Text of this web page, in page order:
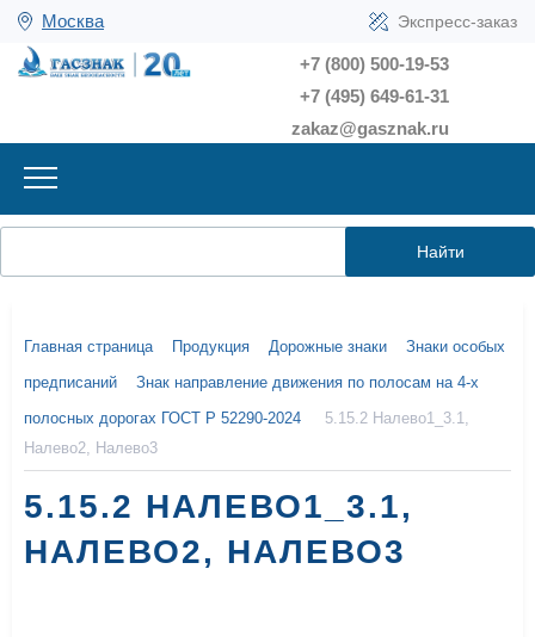
Москва Экспресс-заказ
+7 (800) 500-19-53
+7 (495) 649-61-31
zakaz@gasznak.ru
Найти
Главная страница Продукция Дорожные знаки
Знаки особых
предписаний
Знак направление движения по полосам на 4-х
полосных дорогах ГОСТ Р 52290-2024
5.15.2 Налево1_3.1,
Налево2, Налево3
5.15.2 НАЛЕВО1_3.1,
НАЛЕВО2, НАЛЕВО3